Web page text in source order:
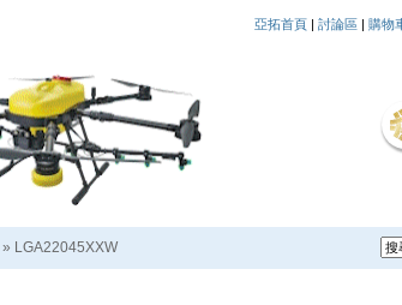
亞拓首頁 | 討論區 | 購物
» LGA22045XXW